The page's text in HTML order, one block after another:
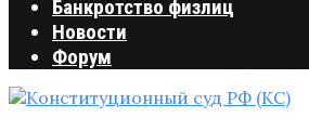
Банкротство физлиц
Новости
Форум